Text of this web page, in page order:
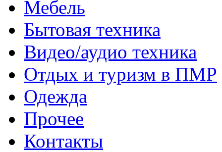
Мебель
Бытовая техника
Видео/аудио техника
Отдых и туризм в ПМР
Одежда
Прочее
Контакты